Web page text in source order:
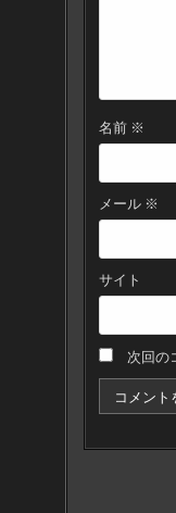
名前 ※
メール ※
サイト
次回の